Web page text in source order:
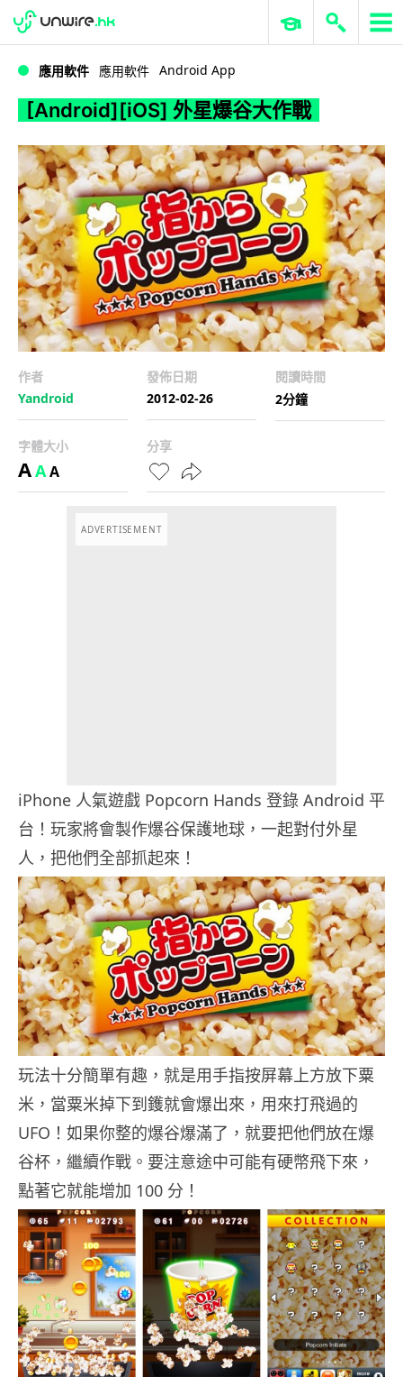
[Android][iOS] 外星爆谷大作戰
WWDC 2026 ERP 與商業 AI
應用軟件 應用軟件 Android App
[Android][iOS] 外星爆谷大作戰
作者
Yandroid
發佈日期
2012-02-26
閱讀時間
2分鐘
字體大小
AAA
分享
ADVERTISEMENT
iPhone 人氣遊戲 Popcorn Hands 登錄 Android 平
台！玩家將會製作爆谷保護地球，一起對付外星
人，把他們全部抓起來！
玩法十分簡單有趣，就是用手指按屏幕上方放下粟
米，當粟米掉下到鑊就會爆出來，用來打飛過的
UFO！如果你整的爆谷爆滿了，就要把他們放在爆
谷杯，繼續作戰。要注意途中可能有硬幣飛下來，
點著它就能增加 100 分！